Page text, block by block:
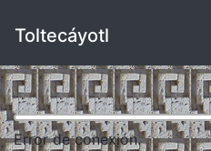
Toltecáyotl
Error de conexión.